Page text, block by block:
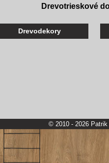
Drevotrieskové
Drevodekory
© 2010 - 2026